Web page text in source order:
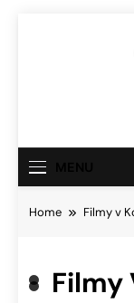
Home Filmy v
Filmy